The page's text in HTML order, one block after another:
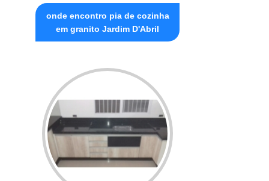
onde encontro pia de cozinha
em granito Jardim D'Abril